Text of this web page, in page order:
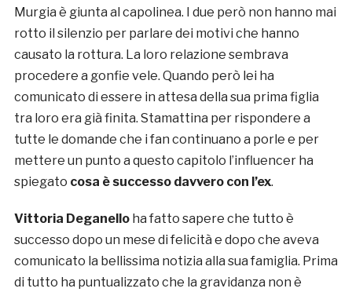
Murgia è giunta al capolinea. I due però non hanno mai
rotto il silenzio per parlare dei motivi che hanno
causato la rottura. La loro relazione sembrava
procedere a gonfie vele. Quando però lei ha
comunicato di essere in attesa della sua prima figlia
tra loro era già finita. Stamattina per rispondere a
tutte le domande che i fan continuano a porle e per
mettere un punto a questo capitolo l’influencer ha
spiegato cosa è successo davvero con l’ex.
Vittoria Deganello ha fatto sapere che tutto è
successo dopo un mese di felicità e dopo che aveva
comunicato la bellissima notizia alla sua famiglia. Prima
di tutto ha puntualizzato che la gravidanza non è